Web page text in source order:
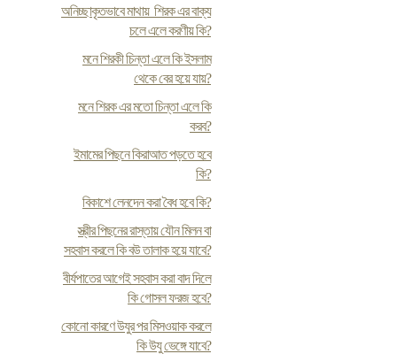
অনিচ্ছাকৃতভাবে মাথায় শিরক এর বাক্য
চলে এলে করণীয় কি?
মনে শিরকী চিন্তা এলে কি ইসলাম
থেকে বের হয়ে যায়?
মনে শিরক এর মতো চিন্তা এলে কি
করব?
ইমামের পিছনে কিরাআত পড়তে হবে
কি?
বিকাশে লেনদেন করা বৈধ হবে কি?
স্ত্রীর পিছনের রাস্তায় যৌন মিলন বা
সহবাস করলে কি বউ তালাক হয়ে যাবে?
বীর্যপাতের আগেই সহবাস করা বাদ দিলে
কি গোসল ফরজ হবে?
কোনো কারণে উযুর পর মিসওয়াক করলে
কি উযু ভেঙ্গে যাবে?